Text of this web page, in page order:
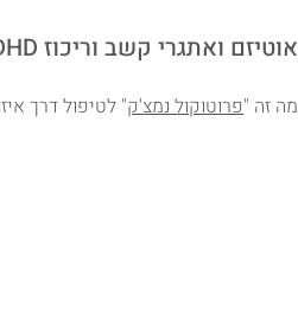
ASD ADD ADHD אוטיזם ואתגרי קשב וריכוז
מה זה "פרוטוקול נמצ'ק" לטיפול דרך